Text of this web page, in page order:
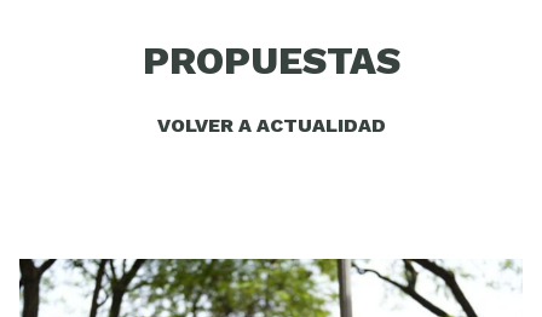
PROPUESTAS
VOLVER A ACTUALIDAD